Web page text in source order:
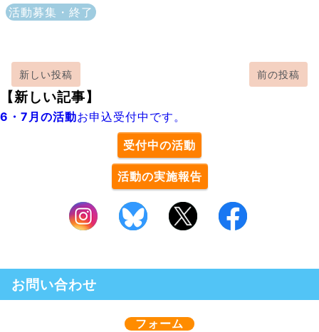
活動募集・終了
新しい投稿 前の投稿
【新しい記事】
6・7月の活動お申込受付中です。
受付中の活動
活動の実施報告
お問い合わせ
フォーム